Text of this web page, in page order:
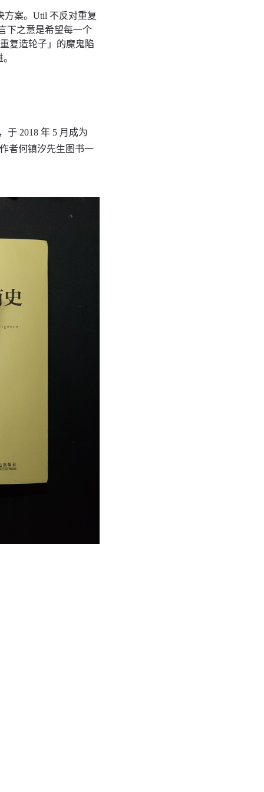
方案。Util 不反对重复
下之意是希望每一个
复造轮子」的魔鬼陷
于 2018 年 5 月成为
者何镇汐先生图书一